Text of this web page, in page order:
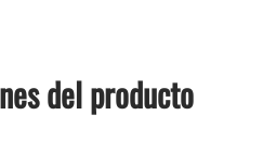
del producto